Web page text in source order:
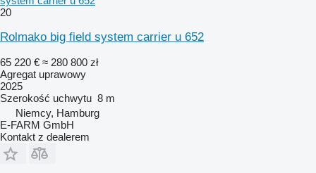
20
Rolmako big field system carrier u 652
65 220 € ≈ 280 800 zł
Agregat uprawowy
2025
Szerokość uchwytu 8 m
Niemcy, Hamburg
E-FARM GmbH
Kontakt z dealerem